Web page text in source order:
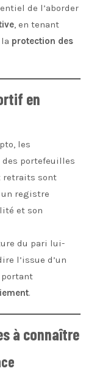
de l’aborder
, en tenant
protection des
en
les
portefeuilles
retraits sont
registre
et son
du pari lui-
l’issue d’un
.
à connaître